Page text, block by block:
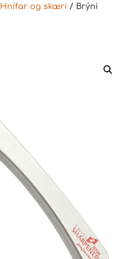
Hnífar og skæri / Brýni